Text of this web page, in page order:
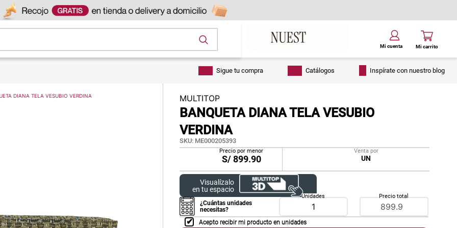
Sigue tu compra Catálogos Inspírate con nuestro blog
DIANA TELA VESUBIO VERDINA MULTITOP
BANQUETA DIANA TELA VESUBIO
VERDINA
SKU: ME000205393
Precio por menor
S/899.90
Venta por
UN
Visualízalo
en tu espacio
¿Cuántas unidades
necesitas?
Unidades Precio total
Acepto recibir mi producto en unidades